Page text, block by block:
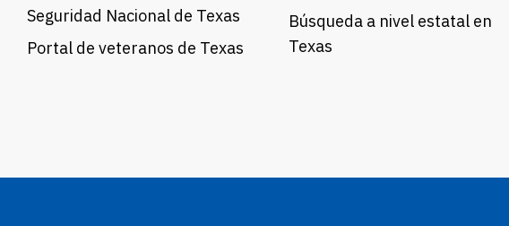
Seguridad Nacional de Texas
Portal de veteranos de Texas
Búsqueda a nivel estatal en
Texas